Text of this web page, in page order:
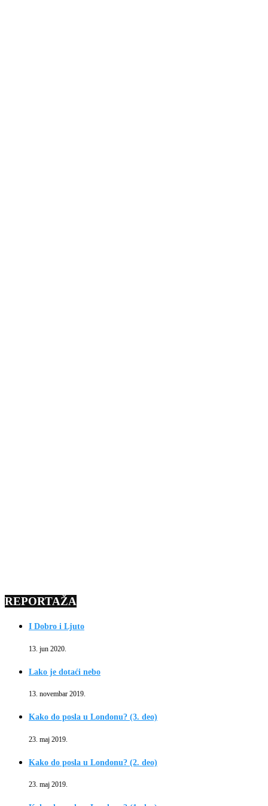
REPORTAŽA
I Dobro i Ljuto
13. jun 2020.
Lako je dotaći nebo
13. novembar 2019.
Kako do posla u Londonu? (3. deo)
23. maj 2019.
Kako do posla u Londonu? (2. deo)
23. maj 2019.